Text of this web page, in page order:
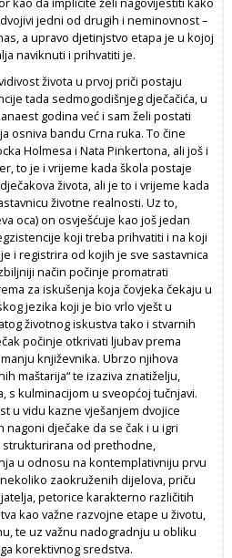
jedni od drugih i neminovnost –
a upravo djetinjstvo etapa je u kojoj
naviknuti i prihvatiti je.
života u prvoj priči postaju
tada sedmogodišnjeg dječačića, u
godina već i sam želi postati
osniva bandu Crna ruka. To čine
Holmesa i Nata Pinkertona, ali još i
to je i vrijeme kada škola postaje
života, ali je to i vrijeme kada
životne realnosti. Uz to,
oca) on osvješćuje kao još jedan
koji treba prihvatiti i na koji
i registrira od kojih je sve sastavnica
način počinje promatrati
za iskušenja koja čovjeka čekaju u
jezika koji je bio vrlo vješt u
životnog iskustva tako i stvarnih
počinje otkrivati ljubav prema
književnika. Ubrzo njihova
maštarija“ te izaziva znatiželju,
s kulminacijom u sveopćoj tučnjavi.
u vidu kazne vješanjem dvojice
dječake da se čak i u igri
strukturirana od prethodne,
u odnosu na kontemplativniju prvu
zaokruženih dijelova, priču
petorice karakterno različitih
kao važne razvojne etape u životu,
te uz važnu nadogradnju u obliku
korektivnog sredstva.